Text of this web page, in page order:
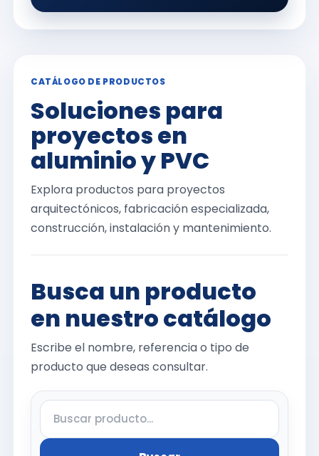
CATÁLOGO DE PRODUCTOS
Soluciones para
proyectos en
aluminio y PVC
Explora productos para proyectos
arquitectónicos, fabricación especializada,
construcción, instalación y mantenimiento.
Busca un producto
en nuestro catálogo
Escribe el nombre, referencia o tipo de
producto que deseas consultar.